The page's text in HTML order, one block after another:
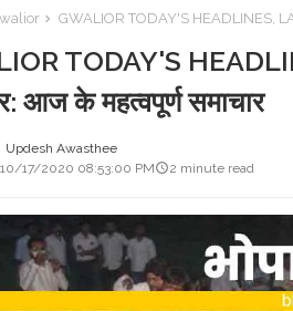
GWALIOR TODAY'S HEADLINES,
TODAY'S
आज के महत्वपूर्ण समाचार
Updesh Awasthee
10/17/2020 08:53:00 PM
2 minute read